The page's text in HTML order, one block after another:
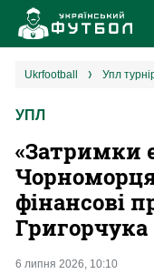
ukrfootball упл
УПЛ
«‎Затримки
фінансові
Григорчука
6 липня 2026, 10:10